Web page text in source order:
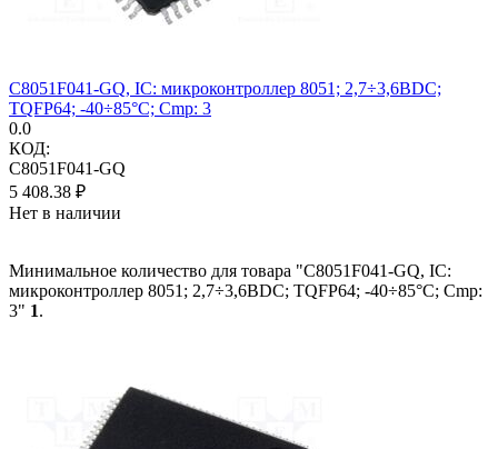
C8051F041-GQ, IC: микроконтроллер 8051; 2,7÷3,6ВDC;
TQFP64; -40÷85°C; Cmp: 3
0.0
КОД:
C8051F041-GQ
5 408.38 ₽
Нет в наличии
Минимальное количество для товара "C8051F041-GQ, IC:
микроконтроллер 8051; 2,7÷3,6ВDC; TQFP64; -40÷85°C; Cmp:
3" 1.